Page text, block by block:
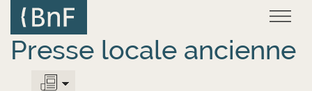
contenu
principal
Presse locale ancienne
Panneau de gestion des cookies